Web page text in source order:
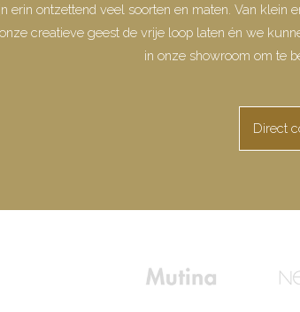
erin ontzettend veel soorten en maten. Van
creatieve geest de vrije loop laten én we
in onze showroom om te
Direct